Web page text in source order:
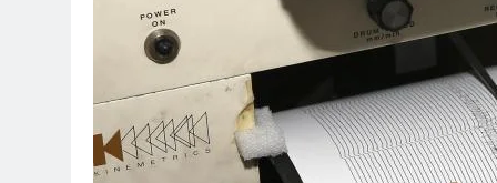
Marileidy
3 Días Ago
Sector de
4 Días Ago